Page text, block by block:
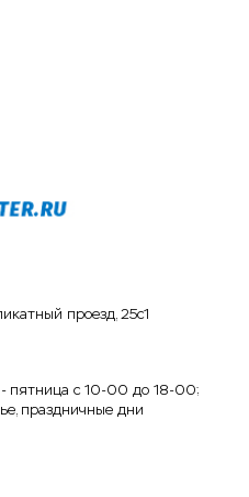
проезд, 25с1
пятница с 10-00 до 18-00;
праздничные дни